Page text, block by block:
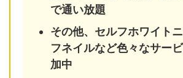
で通い放題
その他、セルフホワイト
フネイルなど色々なサー
加中